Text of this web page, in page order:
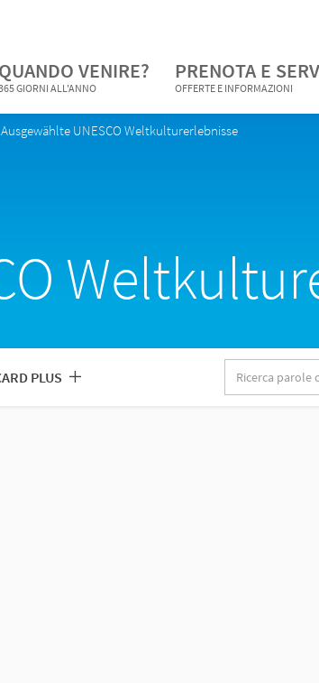
QUANDO VENIRE?
GIORNI ALL'ANNO
PRENOTA E
OFFERTE E INFORMAZIONI
Ausgewählte UNESCO Weltkulturerlebnisse
PLUS
parole